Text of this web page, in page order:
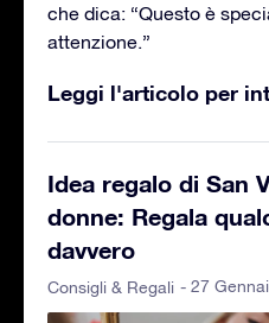
che dica: “Questo è
attenzione.”
Leggi l'articolo per
Idea regalo di San
donne: Regala
davvero
Consigli & Regali - 27